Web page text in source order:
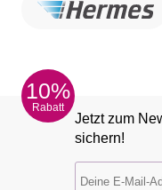
10%
Rabatt
Jetzt zum
sichern!